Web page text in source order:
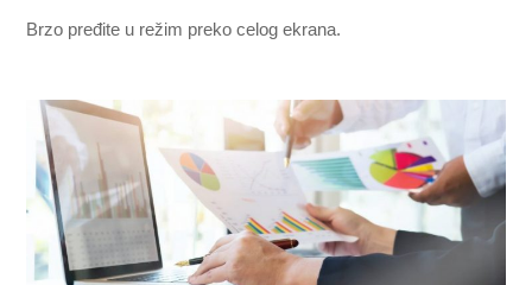
Brzo pređite u režim preko celog ekrana.